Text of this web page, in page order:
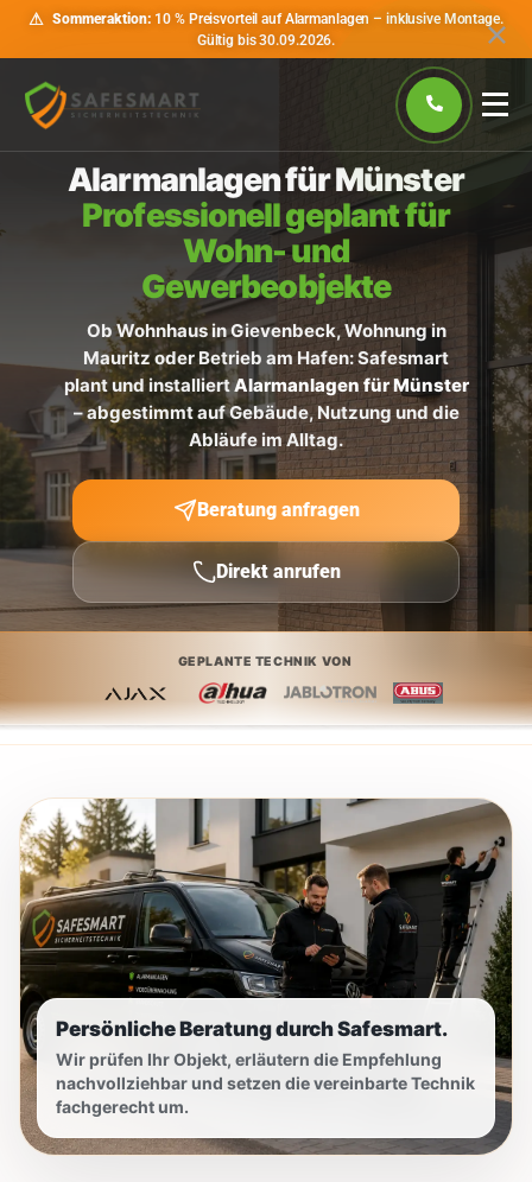
⚠ Sommeraktion: 10 % Preisvorteil auf Alarmanlagen – inklusive Montage.
Gültig bis 30.09.2026.
Alarmanlagen für Münster
Professionell geplant für
Wohn- und
Gewerbeobjekte
Ob Wohnhaus in Gievenbeck, Wohnung in
Mauritz oder Betrieb am Hafen: Safesmart
plant und installiertAlarmanlagen für Münster
– abgestimmt auf Gebäude, Nutzung und die
Abläufe im Alltag.
Beratung anfragen
Direkt anrufen
GEPLANTE TECHNIK VON
Persönliche Beratung durch Safesmart.
Wir prüfen Ihr Objekt, erläutern die Empfehlung
nachvollziehbar und setzen die vereinbarte Technik
fachgerecht um.